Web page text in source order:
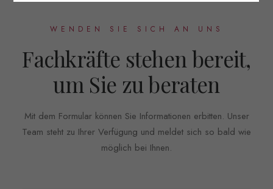
WENDEN SIE SICH AN UNS
Fachkräfte stehen bereit,
um Sie zu beraten
Mit dem Formular können Sie Informationen erbitten. Unser
Team steht zu Ihrer Verfügung und meldet sich so bald wie
möglich bei Ihnen.